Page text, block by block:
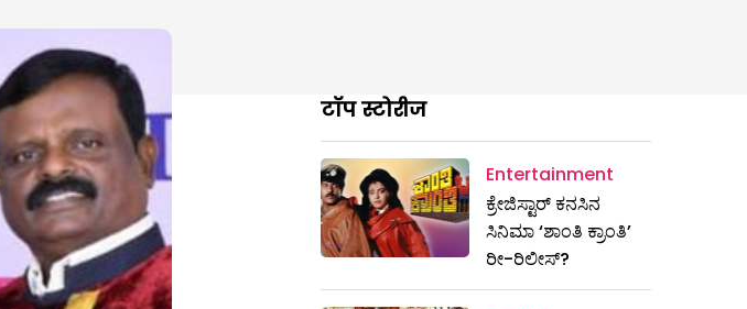
टॉप स्टोरीज
Entertainment
ಕ್ರೇಜಿಸ್ಟಾರ್ ಕನಸಿನ
ಸಿನಿಮಾ ‘ಶಾಂತಿ ಕ್ರಾಂತಿ’
ರೀ-ರಿಲೀಸ್?